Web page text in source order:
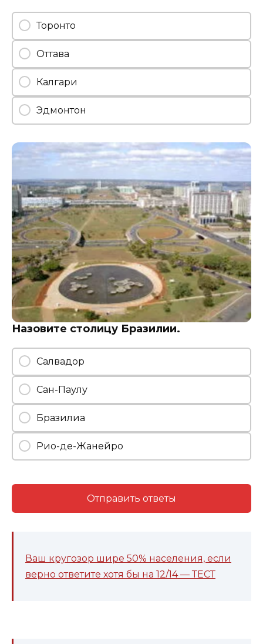
Торонто
Оттава
Калгари
Эдмонтон
Назовите столицу Бразилии.
Салвадор
Сан-Паулу
Бразилиа
Рио-де-Жанейро
Отправить ответы
Ваш кругозор шире 50% населения, если
верно ответите хотя бы на 12/14 — ТЕСТ